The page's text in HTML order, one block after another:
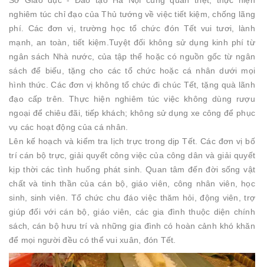
nghiêm túc chỉ đạo của Thủ tướng về việc tiết kiệm, chống lãng
phí. Các đơn vị, trường học tổ chức đón Tết vui tươi, lành
mạnh, an toàn, tiết kiệm.Tuyệt đối không sử dụng kinh phí từ
ngân sách Nhà nước, của tập thể hoặc có nguồn gốc từ ngân
sách để biếu, tặng cho các tổ chức hoặc cá nhân dưới mọi
hình thức. Các đơn vị không tổ chức đi chúc Tết, tặng quà lãnh
đạo cấp trên. Thực hiện nghiêm túc việc không dùng rượu
ngoại để chiêu đãi, tiếp khách; không sử dụng xe công để phục
vụ các hoạt động của cá nhân.
Lên kế hoạch và kiểm tra lịch trực trong dịp Tết. Các đơn vị bố
trí cán bộ trực, giải quyết công việc của công dân và giải quyết
kịp thời các tình huống phát sinh. Quan tâm đến đời sống vật
chất và tinh thần của cán bộ, giáo viên, công nhân viên, học
sinh, sinh viên. Tổ chức chu đáo việc thăm hỏi, động viên, trợ
giúp đối với cán bộ, giáo viên, các gia đình thuộc diện chính
sách, cán bộ hưu trí và những gia đình có hoàn cảnh khó khăn
để mọi người đều có thể vui xuân, đón Tết.